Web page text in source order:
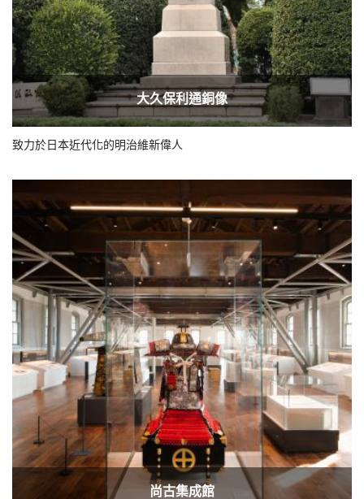
大久保利通銅像
致力於日本近代化的明治維新偉人
尚古集成館